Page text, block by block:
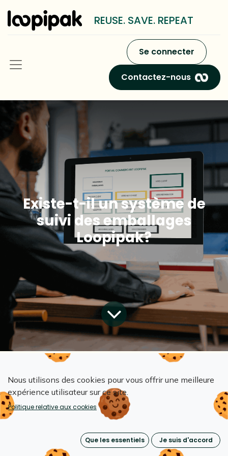
REUSE. SAVE. REPEAT
Se connecter
Contactez-nous
Existe-t-il un système de
suivi des emballages
Loopipak?
Existe-t-il un système de suivi des emballages Loopipak?
Loopipak s'engage à fournir des solutions
innovantes pour répondre aux besoins
Nous utilisons des cookies pour vous offrir une meilleure
expérience utilisateur sur ce site.
Politique relative aux cookies
Que les essentiels Je suis d'accord